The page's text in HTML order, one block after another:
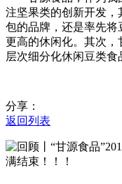
注坚果类的创新开发，
包的品牌，还是率先
更高的休闲化。其次
层次细分化休闲豆类
分享：
返回列表